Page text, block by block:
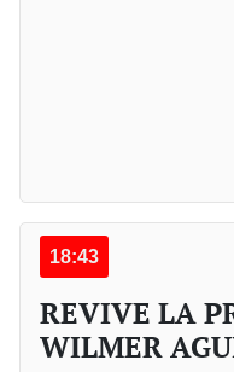
18:43
REVIVE LA
WILMER